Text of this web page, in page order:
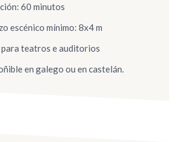
60 minutos
escénico mínimo: 8x4 m
para teatros e auditorios
en galego ou en castelán.